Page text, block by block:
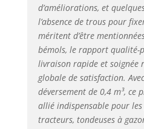
d’améliorations, et
l’absence de trous pour
méritent d’être
bémols, le rapport qualité-
livraison rapide et soignée
globale de satisfaction.
déversement de 0,4 m³, ce
allié indispensable pour
tracteurs, tondeuses à